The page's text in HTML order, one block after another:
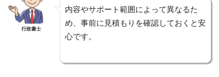
行政書士
内容やサポート範囲によって異なるた
め、事前に見積もりを確認しておくと安
心です。